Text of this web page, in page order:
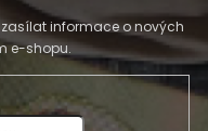
informace o nových
e-shopu.